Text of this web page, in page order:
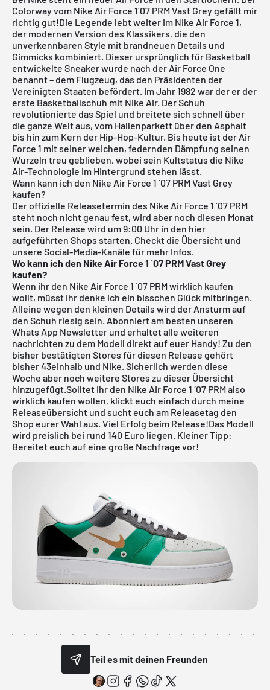
Colorway vom Nike Air Force 1´07 PRM Vast Grey gefällt mir
richtig gut!Die Legende lebt weiter im Nike Air Force 1,
der modernen Version des Klassikers, die den
unverkennbaren Style mit brandneuen Details und
Gimmicks kombiniert. Dieser ursprünglich für Basketball
entwickelte Sneaker wurde nach der Air Force One
benannt – dem Flugzeug, das den Präsidenten der
Vereinigten Staaten befördert. Im Jahr 1982 war der er der
erste Basketballschuh mit Nike Air. Der Schuh
revolutionierte das Spiel und breitete sich schnell über
die ganze Welt aus, vom Hallenparkett über den Asphalt
bis hin zum Kern der Hip-Hop-Kultur. Bis heute ist der Air
Force 1 mit seiner weichen, federnden Dämpfung seinen
Wurzeln treu geblieben, wobei sein Kultstatus die Nike
Air-Technologie im Hintergrund stehen lässt.
Wann kann ich den Nike Air Force 1 ´07 PRM Vast Grey
kaufen?
Der offizielle Releasetermin des Nike Air Force 1 ´07 PRM
steht noch nicht genau fest, wird aber noch diesen Monat
sein. Der Release wird um 9:00 Uhr in den hier
aufgeführten Shops starten. Checkt die Übersicht und
unsere Social-Media-Kanäle für mehr Infos.
Wo kann ich den Nike Air Force 1 ´07 PRM Vast Grey
kaufen?
Wenn ihr den Nike Air Force 1 ´07 PRM wirklich kaufen
wollt, müsst ihr denke ich ein bisschen Glück mitbringen.
Alleine wegen den kleinen Details wird der Ansturm auf
den Schuh riesig sein. Abonniert am besten unseren
Whats App Newsletter und erhaltet alle weiteren
nachrichten zu dem Modell direkt auf euer Handy! Zu den
bisher bestätigten Stores für diesen Release gehört
bisher43einhalb und Nike. Sicherlich werden diese
Woche aber noch weitere Stores zu dieser Übersicht
hinzugefügt.Solltet ihr den Nike Air Force 1 ´07 PRM also
wirklich kaufen wollen, klickt euch einfach durch meine
Releaseübersicht und sucht euch am Releasetag den
Shop eurer Wahl aus. Viel Erfolg beim Release!Das Modell
wird preislich bei rund 140 Euro liegen. Kleiner Tipp:
Bereitet euch auf eine große Nachfrage vor!
Teil es mit deinen Freunden